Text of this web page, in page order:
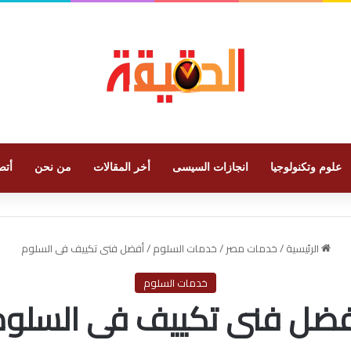
علوم وتكنولوجيا انجازات السيسى أخر المقالات من نحن
الرئيسية/خدمات مصر/خدمات السلوم/أفضل فنى تكييف فى السلوم
خدمات السلوم
فنى تكييف فى